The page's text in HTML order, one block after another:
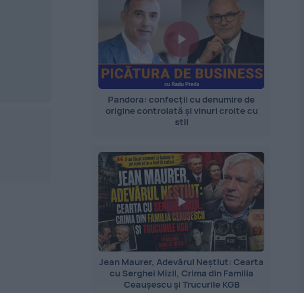
Pandora: confecții cu denumire de
origine controlată și vinuri croite cu
stil
Jean Maurer, Adevărul Neștiut: Cearta
cu Serghei Mizil, Crima din Familia
Ceaușescu și Trucurile KGB